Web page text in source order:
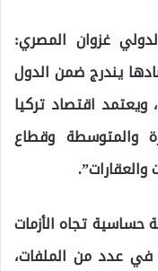
غزوان المصري:
يندرج ضمن الدول
ويعتمد اقتصاد تركيا
والمتوسطة وقطاع
والعقارات”.
حساسية تجاه الأزمات
في عدد من الملفات،